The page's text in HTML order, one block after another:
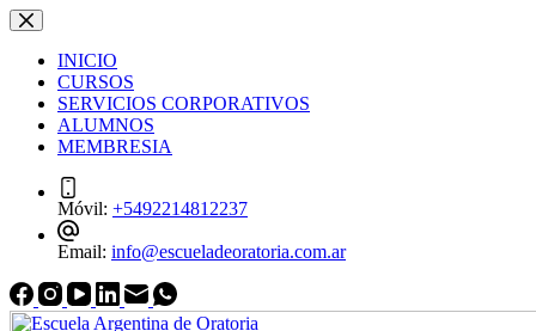
Saltar
contenido
Saltar
contenidoINICIO
CURSOS
SERVICIOS CORPORATIVOS
ALUMNOS
MEMBRESIA
Móvil: +5492214812237
Email: info@escueladeoratoria.com.ar